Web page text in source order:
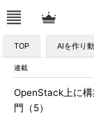
TOP AIを作り
連載
OpenStack上に
門（5）